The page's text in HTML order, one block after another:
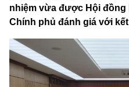
nhiệm vừa được Hội đồng
Chính phủ đánh giá với